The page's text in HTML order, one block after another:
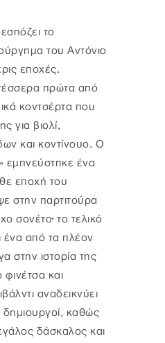
το
του Αντόνιο
εποχές.
τέσσερα πρώτα από
κοντσέρτα που
για βιολί,
και κοντίνουο. Ο
εμπνεύστηκε ένα
εποχή του
στην παρτιτούρα
σονέτο· το τελικό
ένα από τα πλέον
στην ιστορία της
και
αναδεικνύει
δημιουργοί, καθώς
δάσκαλος και